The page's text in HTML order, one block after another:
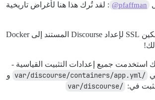
@pfaffman : لقد تُرك هذا هنا لأغراض تاريخية
إذًا، هل ترغب في تمكين SSL لإعداد Discourse المستند إلى Docker
استخدمت جميع إعدادات التثبيت القياسية -
/var/discourse/containers/app.yml
و
/var/discourse